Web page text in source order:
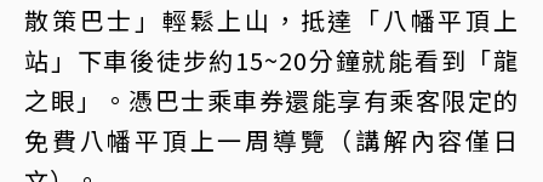
散策巴士」輕鬆上山，抵達「八幡平頂上
站」下車後徒步約15~20分鐘就能看到「龍
之眼」。憑巴士乘車券還能享有乘客限定的
免費八幡平頂上一周導覽（講解內容僅日